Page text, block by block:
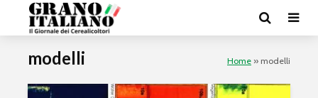
modelli Home » modelli